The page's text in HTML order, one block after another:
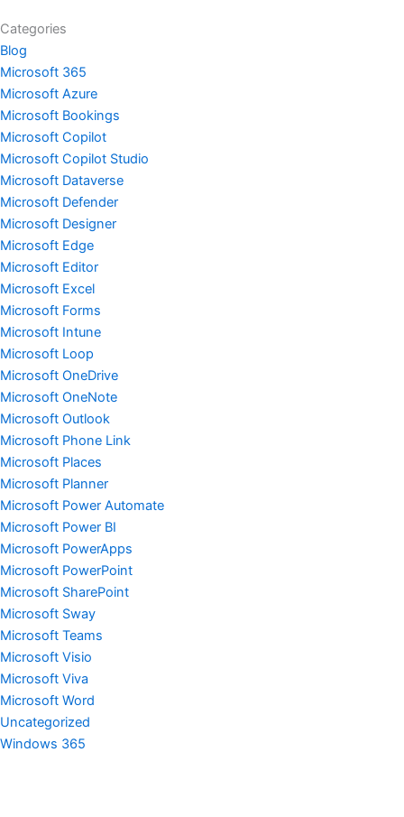
Categories
Blog
Microsoft 365
Microsoft Azure
Microsoft Bookings
Microsoft Copilot
Microsoft Copilot Studio
Microsoft Dataverse
Microsoft Defender
Microsoft Designer
Microsoft Edge
Microsoft Editor
Microsoft Excel
Microsoft Forms
Microsoft Intune
Microsoft Loop
Microsoft OneDrive
Microsoft OneNote
Microsoft Outlook
Microsoft Phone Link
Microsoft Places
Microsoft Planner
Microsoft Power Automate
Microsoft Power BI
Microsoft PowerApps
Microsoft PowerPoint
Microsoft SharePoint
Microsoft Sway
Microsoft Teams
Microsoft Visio
Microsoft Viva
Microsoft Word
Uncategorized
Windows 365